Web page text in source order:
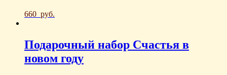
660 руб.
Подарочный набор Счастья в
новом году